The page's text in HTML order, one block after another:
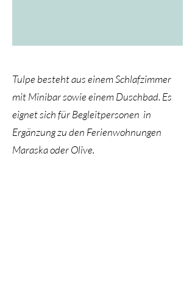
Tulpe besteht aus einem Schlafzimmer
mit Minibar sowie einem Duschbad. Es
eignet sich für Begleitpersonen in
Ergänzung zu den Ferienwohnungen
Maraska oder Olive.